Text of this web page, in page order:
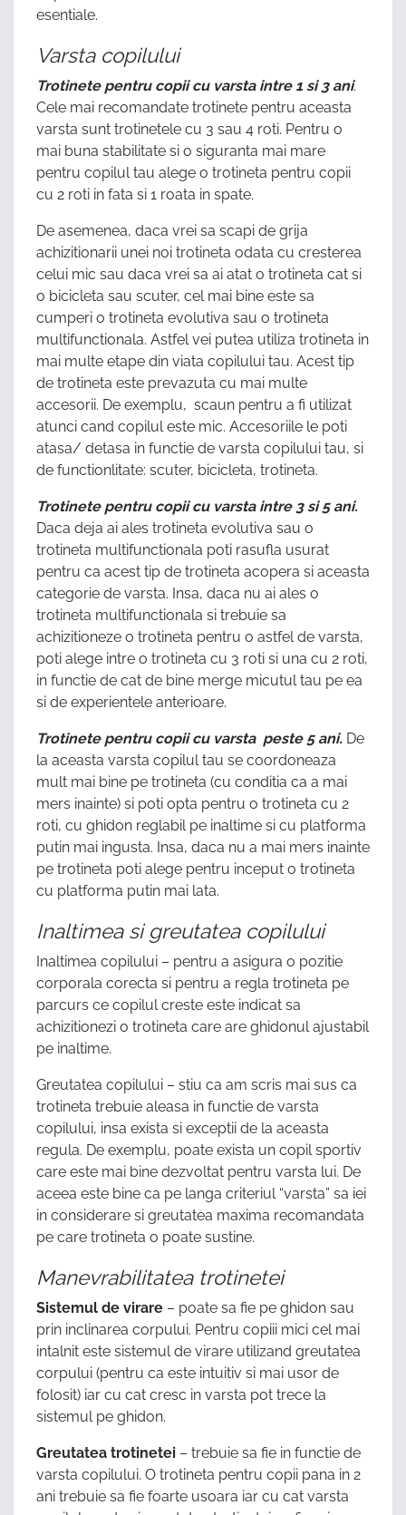
esentiale.
Varsta copilului
Trotinete pentru copii cu varsta intre 1 si 3 ani.
Cele mai recomandate trotinete pentru aceasta
varsta sunt trotinetele cu 3 sau 4 roti. Pentru o
mai buna stabilitate si o siguranta mai mare
pentru copilul tau alege o trotineta pentru copii
cu 2 roti in fata si 1 roata in spate.
De asemenea, daca vrei sa scapi de grija
achizitionarii unei noi trotineta odata cu cresterea
celui mic sau daca vrei sa ai atat o trotineta cat si
o bicicleta sau scuter, cel mai bine este sa
cumperi o trotineta evolutiva sau o trotineta
multifunctionala. Astfel vei putea utiliza trotineta in
mai multe etape din viata copilului tau. Acest tip
de trotineta este prevazuta cu mai multe
accesorii. De exemplu, scaun pentru a fi utilizat
atunci cand copilul este mic. Accesoriile le poti
atasa/ detasa in functie de varsta copilului tau, si
de functionlitate: scuter, bicicleta, trotineta.
Trotinete pentru copii cu varsta intre 3 si 5 ani.
Daca deja ai ales trotineta evolutiva sau o
trotineta multifunctionala poti rasufla usurat
pentru ca acest tip de trotineta acopera si aceasta
categorie de varsta. Insa, daca nu ai ales o
trotineta multifunctionala si trebuie sa
achizitioneze o trotineta pentru o astfel de varsta,
poti alege intre o trotineta cu 3 roti si una cu 2 roti,
in functie de cat de bine merge micutul tau pe ea
si de experientele anterioare.
Trotinete pentru copii cu varsta peste 5 ani. De
la aceasta varsta copilul tau se coordoneaza
mult mai bine pe trotineta (cu conditia ca a mai
mers inainte) si poti opta pentru o trotineta cu 2
roti, cu ghidon reglabil pe inaltime si cu platforma
putin mai ingusta. Insa, daca nu a mai mers inainte
pe trotineta poti alege pentru inceput o trotineta
cu platforma putin mai lata.
Inaltimea si greutatea copilului
Inaltimea copilului – pentru a asigura o pozitie
corporala corecta si pentru a regla trotineta pe
parcurs ce copilul creste este indicat sa
achizitionezi o trotineta care are ghidonul ajustabil
pe inaltime.
Greutatea copilului – stiu ca am scris mai sus ca
trotineta trebuie aleasa in functie de varsta
copilului, insa exista si exceptii de la aceasta
regula. De exemplu, poate exista un copil sportiv
care este mai bine dezvoltat pentru varsta lui. De
aceea este bine ca pe langa criteriul “varsta” sa iei
in considerare si greutatea maxima recomandata
pe care trotineta o poate sustine.
Manevrabilitatea trotinetei
Sistemul de virare – poate sa fie pe ghidon sau
prin inclinarea corpului. Pentru copiii mici cel mai
intalnit este sistemul de virare utilizand greutatea
corpului (pentru ca este intuitiv si mai usor de
folosit) iar cu cat cresc in varsta pot trece la
sistemul pe ghidon.
Greutatea trotinetei – trebuie sa fie in functie de
varsta copilului. O trotineta pentru copii pana in 2
ani trebuie sa fie foarte usoara iar cu cat varsta